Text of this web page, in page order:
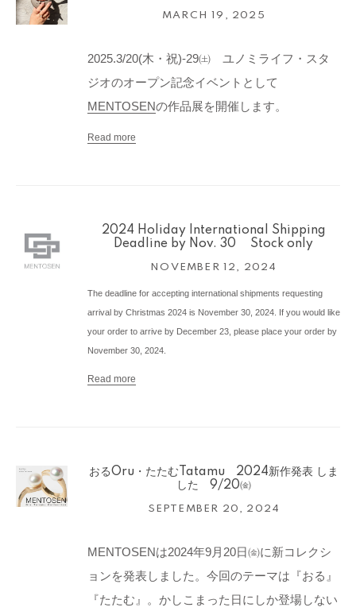
MARCH 19, 2025
2025.3/20(木・祝)-29㈯ ユノミライフ・スタ
ジオのオープン記念イベントとして
MENTOSENの作品展を開催します。
Read more
2024 Holiday International Shipping
Deadline by Nov. 30 Stock only
NOVEMBER 12, 2024
The deadline for accepting international shipments requesting
arrival by Christmas 2024 is November 30, 2024. If you would like
your order to arrive by December 23, please place your order by
November 30, 2024.
Read more
おるOru・たたむTatamu 2024新作発表 しま
した 9/20㈮
SEPTEMBER 20, 2024
MENTOSENは2024年9月20日㈮に新コレクシ
ョンを発表しました。 今回のテーマは『おる』
『たたむ』。 かしこまった日にしか登場しない